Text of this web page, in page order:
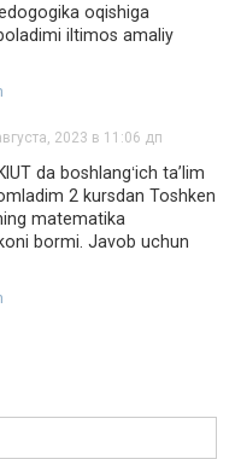
oqishiga
iltimos amaliy
2023 в 11:06 дп
da boshlangʻich taʼlim
2 kursdan Toshken
matematika
bormi. Javob uchun